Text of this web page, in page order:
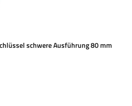
schwere Ausführung 80 mm